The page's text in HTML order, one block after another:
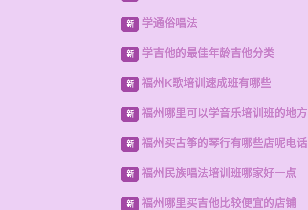
新 学通俗唱法
新 学吉他的最佳年龄吉他分类
新 福州K歌培训速成班有哪些
新 福州哪里可以学音乐培训班的地方
新 福州买古筝的琴行有哪些店呢电话
新 福州民族唱法培训班哪家好一点
新 福州哪里买吉他比较便宜的店铺